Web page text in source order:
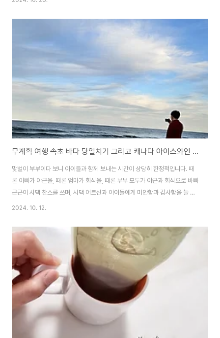
다 보니 말이죠. 다낭 태풍 짜미 영향권 공항 폐쇄 인터파크 투어를 통해 아시아
것을. 하는 아쉬움이 생기기도 합니다. (다음엔 항공사로 직접 예매해야겠어요)
이미 주말이기도 하고 고객센터는 연락이 닿지 않습니다. 당황스럽군요. 하하
무계획 여행 속초 바다 당일치기 그리고 캐나다 아이스와인 한 잔
맞벌이 부부이다 보니 아이들과 함께 보내는 시간이 상당히 한정적입니다. 때
론 아빠가 야근을, 때론 엄마가 회식을, 때론 부부 모두가 야근과 회식으로 바빠
근근이 시댁 찬스를 쓰며, 시댁 어르신과 아이들에게 미안함과 감사함을 늘 안
고 있습니다. 그래서 올해 10월처럼 공휴일이 끼어 있는 주간은 무척 귀하고 귀
요.2024년 10월의 한글날을 끝으로 이제 크리스마스 전까진 휴일이 없다고
하더군요. 덜덜덜.당일치기 바다여행 속초 정암해변 추천"바다 갈까?"토요일
뒤늦은 오후, 뒤늦은 점심을 챙겨 먹고 문득 바다가 보고 싶어 속초 바다를 보고
오기로 했어요. 신랑도 군말 없이 제 말에 동조해 바다로 갈 수 있는 이유는, 운
전자가 저이기 때..
2024. 10. 12.